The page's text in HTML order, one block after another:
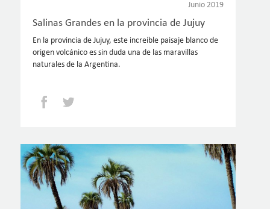
Junio 2019
Salinas Grandes en la provincia de Jujuy
En la provincia de Jujuy, este increíble paisaje blanco de
origen volcánico es sin duda una de las maravillas
naturales de la Argentina.
Facebook